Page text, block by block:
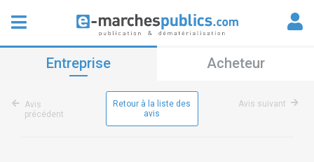
Entreprise Acheteur
Avis
précédent
Retour à la liste des
avis
Avis suivant